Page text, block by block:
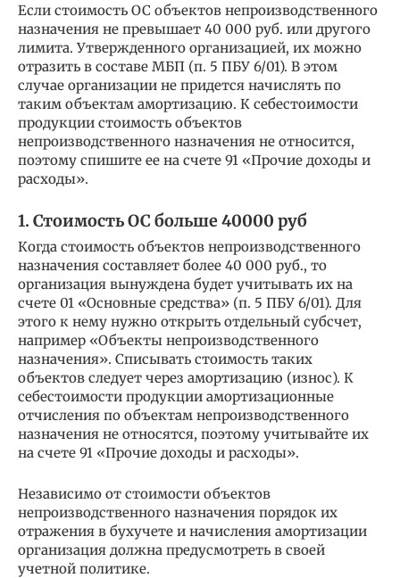
Если стоимость ОС объектов непроизводственного
назначения не превышает 40 000 руб. или другого
лимита. Утвержденного организацией, их можно
отразить в составе МБП (п. 5 ПБУ 6/01). В этом
случае организации не придется начислять по
таким объектам амортизацию. К себестоимости
продукции стоимость объектов
непроизводственного назначения не относится,
поэтому спишите ее на счете 91 «Прочие доходы и
расходы».
1. Стоимость ОС больше 40000 руб
Когда стоимость объектов непроизводственного
назначения составляет более 40 000 руб., то
организация вынуждена будет учитывать их на
счете 01 «Основные средства» (п. 5 ПБУ 6/01). Для
этого к нему нужно открыть отдельный субсчет,
например «Объекты непроизводственного
назначения». Списывать стоимость таких
объектов следует через амортизацию (износ). К
себестоимости продукции амортизационные
отчисления по объектам непроизводственного
назначения не относятся, поэтому учитывайте их
на счете 91 «Прочие доходы и расходы».
Независимо от стоимости объектов
непроизводственного назначения порядок их
отражения в бухучете и начисления амортизации
организация должна предусмотреть в своей
учетной политике.